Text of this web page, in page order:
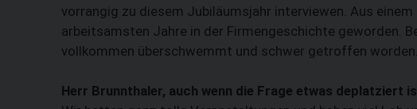
vorrangig zu diesem Jubiläumsjahr interviewen. Aus
arbeitsamsten Jahre in der Firmengeschichte geworden.
vollkommen überschwemmt und schwer getroffen worden.
Herr Brunnthaler, auch wenn die Frage etwas ­deplatziert